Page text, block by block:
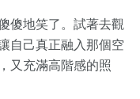
傻地笑了。試著去觀
自己真正融入那個空
又充滿高階感的照